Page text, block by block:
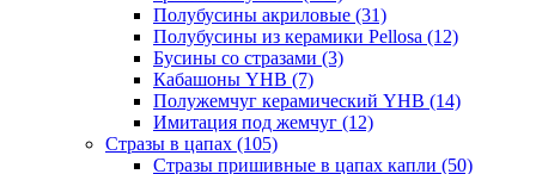
Полубусины акриловые (31)
Полубусины из керамики Pellosa (12)
Бусины со стразами (3)
Кабашоны YHB (7)
Полужемчуг керамический YHB (14)
Имитация под жемчуг (12)
Стразы в цапах (105)
Стразы пришивные в цапах капли (50)